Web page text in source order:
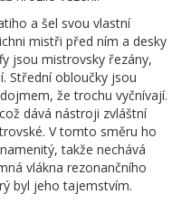
a šel svou vlastní
mistři před ním a desky
jsou mistrovsky řezány,
Střední obloučky jsou
že trochu vyčnívají.
dává nástroji zvláštní
V tomto směru ho
takže nechává
vlákna rezonančního
byl jeho tajemstvím.